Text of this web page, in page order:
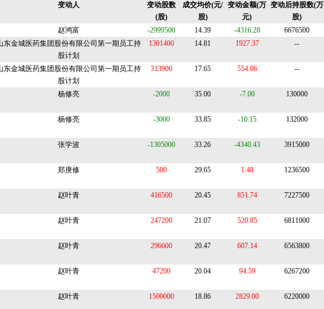
变动人
变动股数
(股)
成交均价(元/
股)
变动金额(万
元)
变动后持股数(万
股)
赵鸿富 -2999500 14.39 -4316.28 6676500
东金城医药集团股份有限公司第一期员工持
股计划
1301400 14.81 1927.37 --
东金城医药集团股份有限公司第一期员工持
股计划
313900 17.65 554.06 --
杨修亮 -2000 35.00 -7.00 130000
杨修亮 -3000 33.85 -10.15 132000
张学波 -1305000 33.26 -4340.43 3915000
郑庚修 500 29.65 1.48 1236500
赵叶青 416500 20.45 851.74 7227500
赵叶青 247200 21.07 520.85 6811000
赵叶青 296600 20.47 607.14 6563800
赵叶青 47200 20.04 94.59 6267200
赵叶青 1500000 18.86 2829.00 6220000